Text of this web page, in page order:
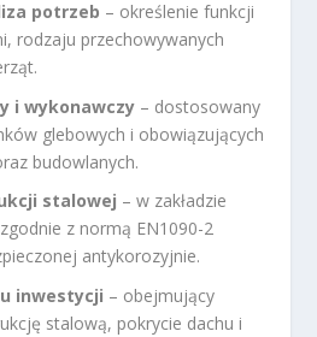
potrzeb – określenie funkcji
rodzaju przechowywanych
i wykonawczy – dostosowany
glebowych i obowiązujących
budowlanych.
stalowej – w zakładzie
z normą EN1090-2
antykorozyjnie.
inwestycji – obejmujący
stalową, pokrycie dachu i